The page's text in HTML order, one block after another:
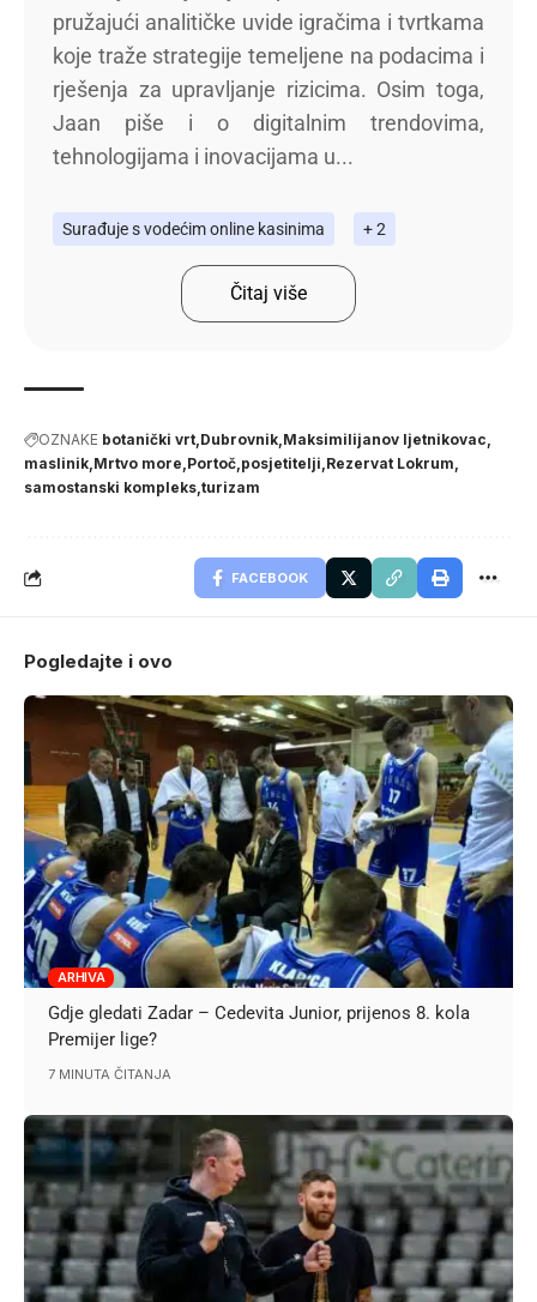
pružajući analitičke uvide igračima i tvrtkama
koje traže strategije temeljene na podacima i
rješenja za upravljanje rizicima. Osim toga,
Jaan piše i o digitalnim trendovima,
tehnologijama i inovacijama u...
Surađuje s vodećim online kasinima + 2
Čitaj više
OZNAKE botanički vrt Dubrovnik Maksimilijanov ljetnikovac
maslinik Mrtvo more Portoč posjetitelji Rezervat Lokrum
samostanski kompleks turizam
FACEBOOK
Pogledajte i ovo
ARHIVA
Gdje gledati Zadar – Cedevita Junior, prijenos 8. kola
Premijer lige?
7 MINUTA ČITANJA